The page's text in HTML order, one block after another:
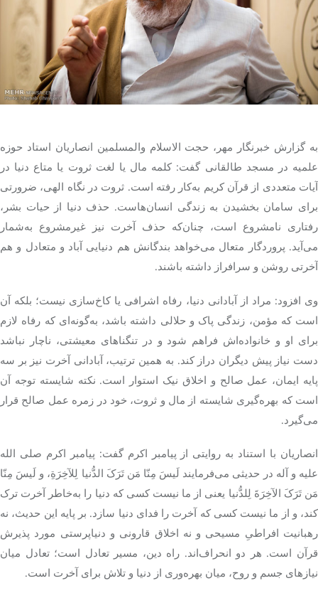
تک کده
پایگاه خبری آبان
خرید موتور ایمپلنت
به گزارش خبرنگار مهر، حجت الاسلام والمسلمین انصاریان استاد حوزه
علمیه در مسجد طالقانی گفت: کلمه مال یا لغت ثروت یا متاع دنیا در
آیات متعددی از قرآن کریم به‌کار رفته است. ثروت در نگاه الهی، ضرورتی
برای سامان بخشیدن به زندگی انسان‌هاست. حذف دنیا از حیات بشر،
رفتاری نامشروع است، چنان‌که حذف آخرت نیز غیرمشروع به‌شمار
می‌آید. پروردگار متعال می‌خواهد بندگانش هم دنیایی آباد و متعادل و هم
آخرتی روشن و سرافراز داشته باشند.
وی افزود: مراد از آبادانی دنیا، رفاه اشرافی یا کاخ‌سازی نیست؛ بلکه آن
است که مؤمن، زندگی پاک و حلالی داشته باشد، به‌گونه‌ای که رفاه لازم
برای او و خانواده‌اش فراهم شود و در تنگناهای معیشتی، ناچار نباشد
دست نیاز پیش دیگران دراز کند. به همین ترتیب، آبادانی آخرت نیز بر سه
پایه ایمان، عمل صالح و اخلاق نیک استوار است. نکته شایسته توجه آن
است که بهره‌گیری شایسته از مال و ثروت، خود در زمره عمل صالح قرار
می‌گیرد.
انصاریان با استناد به روایتی از پیامبر اکرم گفت: پیامبر اکرم صلی الله
علیه و آله در حدیثی می‌فرمایند لَیسَ مِنّا مَن تَرَکَ الدُّنیا لِلآخِرَةِ، و لَیسَ مِنّا
مَن تَرَکَ الآخِرَةَ لِلدُّنیا یعنی از ما نیست کسی که دنیا را به‌خاطر آخرت ترک
کند، و از ما نیست کسی که آخرت را فدای دنیا سازد. بر پایه این حدیث، نه
رهبانیت افراطیِ مسیحی و نه اخلاق قارونی و دنیاپرستی مورد پذیرش
قرآن است. هر دو انحراف‌اند. راه دین، مسیر تعادل است؛ تعادل میان
نیازهای جسم و روح، میان بهره‌وری از دنیا و تلاش برای آخرت است.